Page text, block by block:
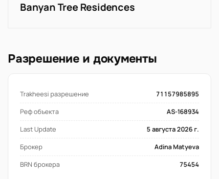
Banyan Tree Residences
Разрешение и документы
Trakheesi разрешение
71157985895
Реф объекта
AS-168934
Last Update
5 августа 2026 г.
Брокер
Adina Matyeva
BRN брокера
75454